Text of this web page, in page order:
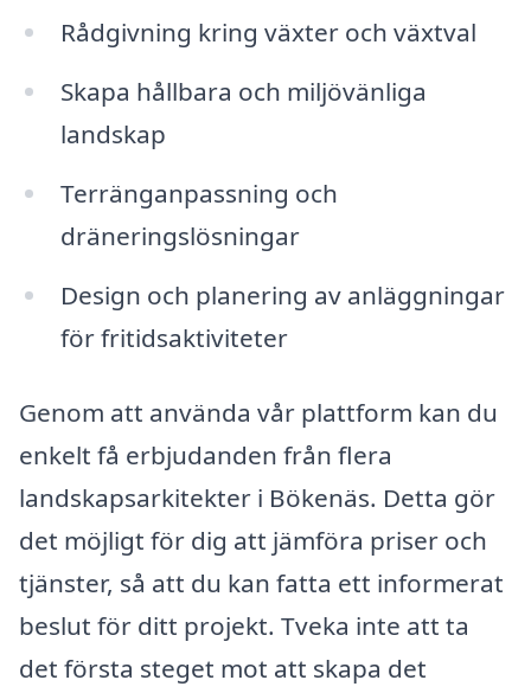
Rådgivning kring växter och växtval
Skapa hållbara och miljövänliga
landskap
Terränganpassning och
dräneringslösningar
Design och planering av anläggningar
för fritidsaktiviteter
Genom att använda vår plattform kan du
enkelt få erbjudanden från flera
landskapsarkitekter i Bökenäs. Detta gör
det möjligt för dig att jämföra priser och
tjänster, så att du kan fatta ett informerat
beslut för ditt projekt. Tveka inte att ta
det första steget mot att skapa det